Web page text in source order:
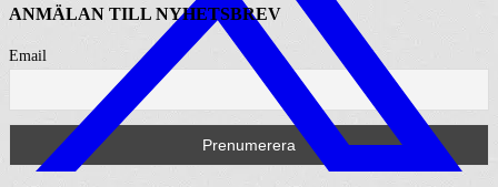
ANMÄLAN TILL NYHETSBREV
Email